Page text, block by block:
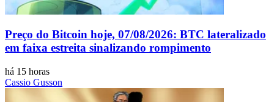
Preço do Bitcoin hoje, 07/08/2026: BTC lateralizado
em faixa estreita sinalizando rompimento
há 15 horas
Cassio Gusson